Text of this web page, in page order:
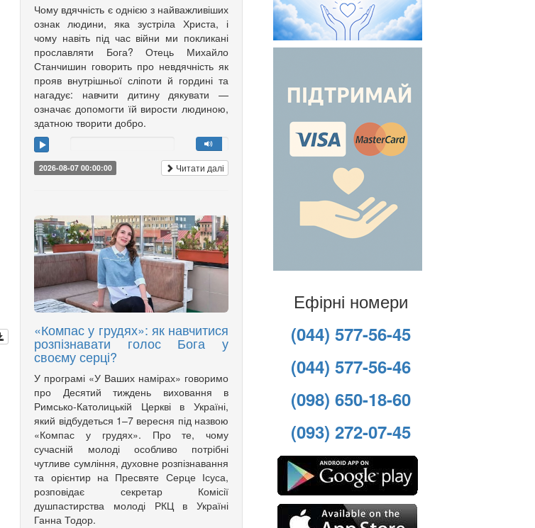
Чому вдячність є однією з найважливіших
ознак людини, яка зустріла Христа, і
чому навіть під час війни ми покликані
прославляти Бога? Отець Михайло
Станчишин говорить про невдячність як
прояв внутрішньої сліпоти й гордині та
нагадує: навчити дитину дякувати —
означає допомогти їй вирости людиною,
здатною творити добро.
2026-08-07 00:00:00 Читати далі
«Компас у грудях»: як навчитися
розпізнавати голос Бога у
своєму серці?
У програмі «У Ваших намірах» говоримо
про Десятий тиждень виховання в
Римсько-Католицькій Церкві в Україні,
який відбудеться 1–7 вересня під назвою
«Компас у грудях». Про те, чому
сучасній молоді особливо потрібні
чутливе сумління, духовне розпізнавання
та орієнтир на Пресвяте Серце Ісуса,
розповідає секретар Комісії
душпастирства молоді РКЦ в Україні
Ганна Тодор.
Ефірні номери
(044) 577-56-45
(044) 577-56-46
(098) 650-18-60
(093) 272-07-45